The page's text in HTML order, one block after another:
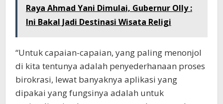
Raya Ahmad Yani Dimulai, Gubernur Olly :
Ini Bakal Jadi Destinasi Wisata Religi
“Untuk capaian-capaian, yang paling menonjol
di kita tentunya adalah penyederhanaan proses
birokrasi, lewat banyaknya aplikasi yang
dipakai yang fungsinya adalah untuk